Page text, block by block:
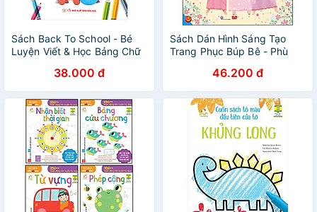
Sách Back To School - Bé
Luyện Viết & Học Bảng Chữ
38.000 đ
Sách Dán Hình Sáng Tạo
Trang Phục Búp Bê - Phù
46.200 đ